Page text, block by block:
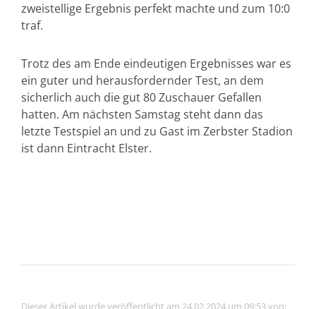
zweistellige Ergebnis perfekt machte und zum 10:0
traf.
Trotz des am Ende eindeutigen Ergebnisses war es
ein guter und herausfordernder Test, an dem
sicherlich auch die gut 80 Zuschauer Gefallen
hatten. Am nächsten Samstag steht dann das
letzte Testspiel an und zu Gast im Zerbster Stadion
ist dann Eintracht Elster.
Dieser Artikel wurde veröffentlicht am 24.02.2024 um 09:53 von: